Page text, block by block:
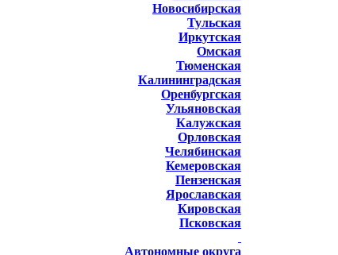
Новосибирская
Тульская
Иркутская
Омская
Тюменская
Калининградская
Оренбургская
Ульяновская
Калужская
Орловская
Челябинская
Кемеровская
Пензенская
Ярославская
Кировская
Псковская
Автономные округа